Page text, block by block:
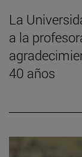
La
a la
40 años